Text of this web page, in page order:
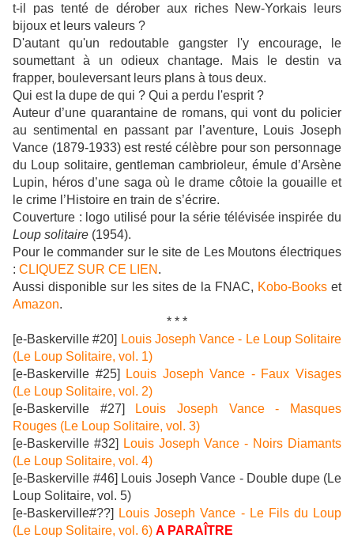
t-il pas tenté de dérober aux riches New-Yorkais leurs
bijoux et leurs valeurs ?
D'autant qu'un redoutable gangster l'y encourage, le
soumettant à un odieux chantage. Mais le destin va
frapper, bouleversant leurs plans à tous deux.
Qui est la dupe de qui ? Qui a perdu l'esprit ?
Auteur d’une quarantaine de romans, qui vont du policier
au sentimental en passant par l’aventure, Louis Joseph
Vance (1879-1933) est resté célèbre pour son personnage
du Loup solitaire, gentleman cambrioleur, émule d’Arsène
Lupin, héros d’une saga où le drame côtoie la gouaille et
le crime l’Histoire en train de s’écrire.
Couverture : logo utilisé pour la série télévisée inspirée du
Loup solitaire (1954).
Pour le commander sur le site de Les Moutons électriques
: CLIQUEZ SUR CE LIEN .
Aussi disponible sur les sites de la FNAC, Kobo-Books et
Amazon.
* * *
[e-Baskerville #20] Louis Joseph Vance - Le Loup Solitaire
(Le Loup Solitaire, vol. 1)
[e-Baskerville #25]
Louis Joseph Vance - Faux Visages
(Le Loup Solitaire, vol. 2)
[e-Baskerville #27]
Louis Joseph Vance - Masques
Rouges (Le Loup Solitaire, vol. 3)
[e-Baskerville #32]
Louis Joseph Vance - Noirs Diamants
(Le Loup Solitaire, vol. 4)
[e-Baskerville #46] Louis Joseph Vance - Double dupe (Le
Loup Solitaire, vol. 5)
[e-Baskerville#??]
Louis Joseph Vance - Le Fils du Loup
(Le Loup Solitaire, vol. 6) A PARAÎTRE